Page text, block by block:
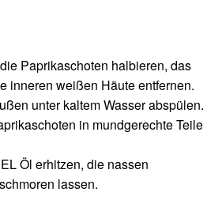
Paprikaschoten halbieren, das
inneren weißen Häute entfernen.
unter kaltem Wasser abspülen.
in mundgerechte Teile
Öl erhitzen, die nassen
lassen.